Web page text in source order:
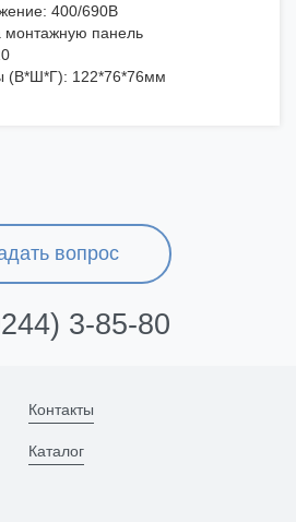
400/690В
панель
(В*Ш*Г): 122*76*76мм
вопрос
3-85-80
Контакты
Каталог